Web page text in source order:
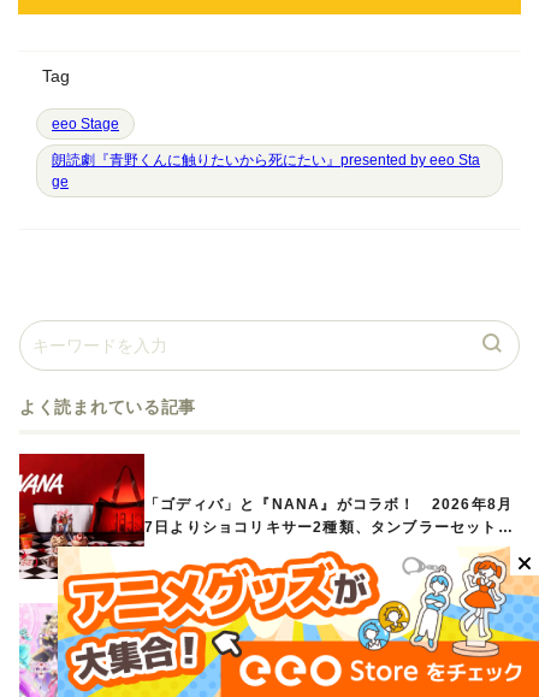
Tag
eeo Stage
朗読劇『青野くんに触りたいから死にたい』presented by eeo Sta
ge
よく読まれている記事
「ゴディバ」と『NANA』がコラボ！ 2026年8月
7日よりショコリキサー2種類、タンブラーセットな
『映画名探偵プリキュア！』と「ラウンドワン」が
コラボ！ キュアアンサーたちのアクスタなどコラ